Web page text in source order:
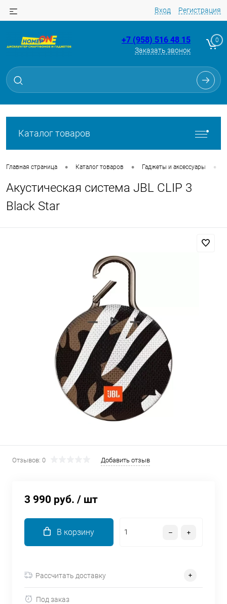
Вход Регистрация
+7 (958) 516 48 15
Заказать звонок
0
Каталог товаров
Главная страница • Каталог товаров • Гаджеты и аксессуары •
Акустическая система JBL CLIP 3
Black Star
Отзывов: 0 Добавить отзыв
3 990 руб. / шт
В корзину
Рассчитать доставку
Под заказ
Для клиентов всех банков
Разбейте
без переплат
Сегодня
Оплачивайте сегодня только
% картой любого банка
Получайте товар
выбранный способом
Оставшиеся 75 % будут
списыватьсяс вашей карты
каждые 2 недели
об оплате Плайтом
Остались вопросы?
8 800 302-02-51
plait.ru